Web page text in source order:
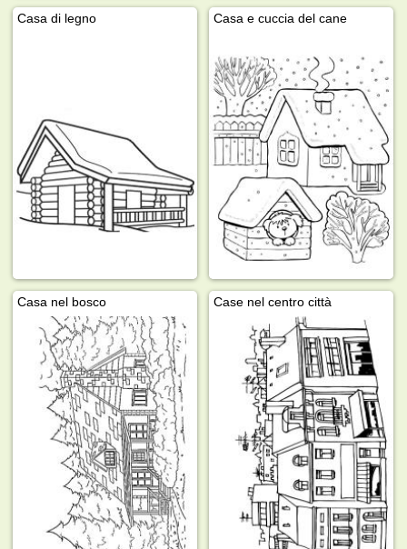
Casa di legno Casa e cuccia del cane
Casa nel bosco Case nel centro città